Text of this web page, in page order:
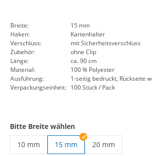
Breite:
15 mm
Haken:
Kartenhalter
Verschluss:
mit Sicherheitsverschluss
Zubehör:
ohne Clip
Länge:
ca. 90 cm
Material:
100 % Polyester
Ausführung:
1-seitig bedruckt, Rückseite
Verpackungseinheit: 100 Stück / Pack
Bitte Breite wählen
10 mm
15 mm
20 mm